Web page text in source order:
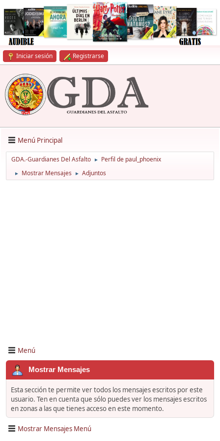
Iniciar sesión Registrarse
Menú Principal
GDA.-Guardianes Del Asfalto ► Perfil de paul_phoenix
► Mostrar Mensajes ► Adjuntos
Menú
Mostrar Mensajes
Esta sección te permite ver todos los mensajes escritos por este
usuario. Ten en cuenta que sólo puedes ver los mensajes escritos
en zonas a las que tienes acceso en este momento.
Mostrar Mensajes Menú